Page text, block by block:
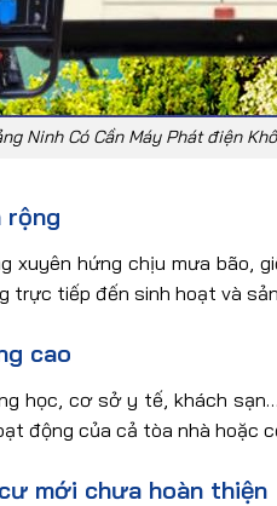
Ninh Có Cần Máy Phát điện
rộng
xuyên hứng chịu mưa bão,
trực tiếp đến sinh hoạt và
cao
học, cơ sở y tế, khách
động của cả tòa nhà hoặc
mới chưa hoàn thiện